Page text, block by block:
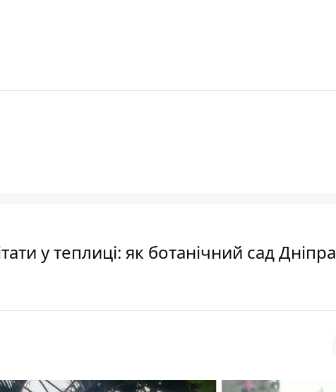
у теплиці: як ботанічний сад Дніпра